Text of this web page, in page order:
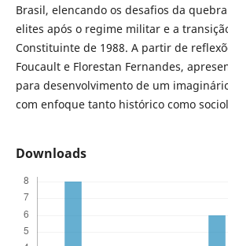
Brasil, elencando os desafios da
elites após o regime militar e a
Constituinte de 1988. A partir de
Foucault e Florestan Fernandes,
para desenvolvimento de um
com enfoque tanto histórico como
Downloads